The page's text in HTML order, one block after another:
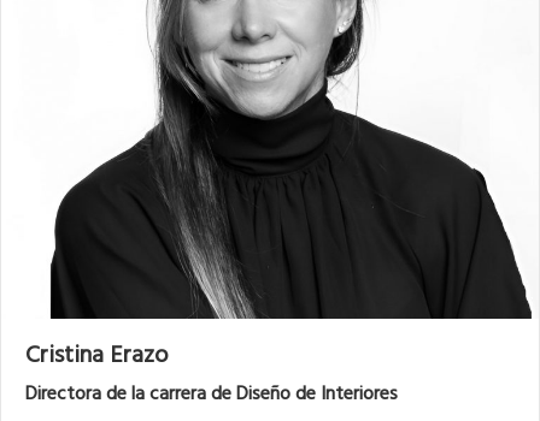
Cristina Erazo
Directora de la carrera de Diseño de Interiores